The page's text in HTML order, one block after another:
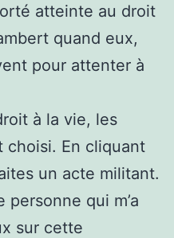
atteinte au droit
quand eux,
pour attenter à
à la vie, les
choisi. En cliquant
un acte militant.
personne qui m’a
sur cette